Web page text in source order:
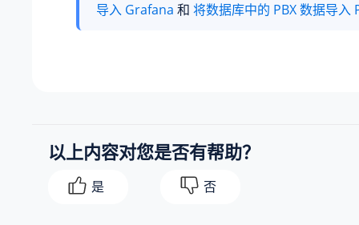
导入 Grafana 和 将数据库中的 PBX 数据导入
以上内容对您是否有帮助？
是 否